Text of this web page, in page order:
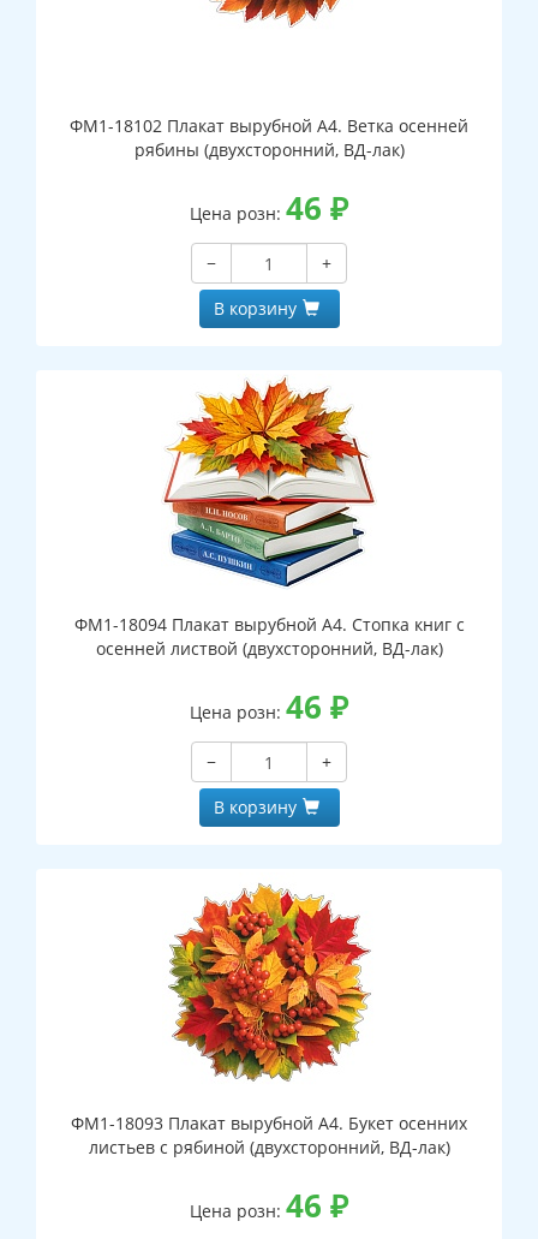
ФМ1-18102 Плакат вырубной А4. Ветка осенней
рябины (двухсторонний, ВД-лак)
Цена розн: 46 ₽
−
+
В корзину
ФМ1-18094 Плакат вырубной А4. Стопка книг с
осенней листвой (двухсторонний, ВД-лак)
Цена розн: 46 ₽
−
+
В корзину
ФМ1-18093 Плакат вырубной А4. Букет осенних
листьев с рябиной (двухсторонний, ВД-лак)
Цена розн: 46 ₽